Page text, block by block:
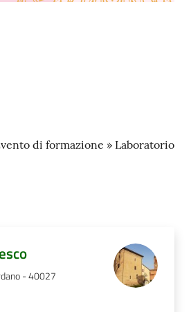
di formazione » Laboratorio
- 40027